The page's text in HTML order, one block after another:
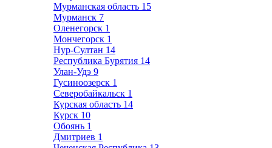
Мурманская область 15
Мурманск 7
Оленегорск 1
Мончегорск 1
Нур-Султан 14
Республика Бурятия 14
Улан-Удэ 9
Гусиноозерск 1
Северобайкальск 1
Курская область 14
Курск 10
Обоянь 1
Дмитриев 1